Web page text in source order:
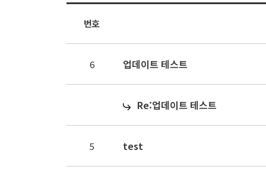
번호
6 업데이트 테스트
Re:업데이트 테스트
5 test